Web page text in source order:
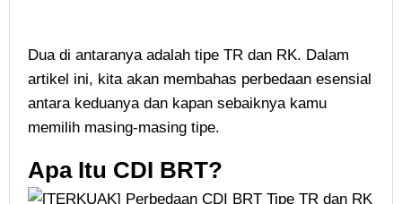
Dua di antaranya adalah tipe TR dan RK. Dalam
artikel ini, kita akan membahas perbedaan esensial
antara keduanya dan kapan sebaiknya kamu
memilih masing-masing tipe.
Apa Itu CDI BRT?